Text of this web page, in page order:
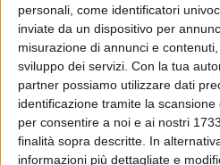
personali, come identificatori
inviate da un dispositivo per
misurazione di annunci e
sviluppo dei servizi. Con la tua
partner possiamo utilizzare dati
identificazione tramite la
per consentire a noi e ai nostri
finalità sopra descritte. In
informazioni più dettagliate e
PUGLIA - 11 FEBBRAIO 2016
"Un giorno da
Mongolfiera di
MARGHERITA - 8 FEBBRAIO
37° Carnevale di